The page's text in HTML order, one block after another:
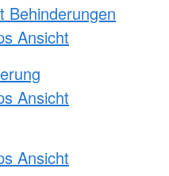
Behinderungen
Ansicht
Ansicht
Ansicht